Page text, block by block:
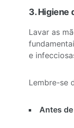
3. Higiene
Lavar as
e
Lembre-se
Antes